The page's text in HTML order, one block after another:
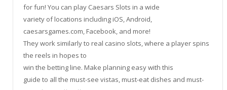
for fun! You can play Caesars Slots in a wide
variety of locations including iOS, Android,
caesarsgames.com, Facebook, and more!
They work similarly to real casino slots, where a player spins
the reels in hopes to
win the betting line. Make planning easy with this
guide to all the must-see vistas, must-eat dishes and must-